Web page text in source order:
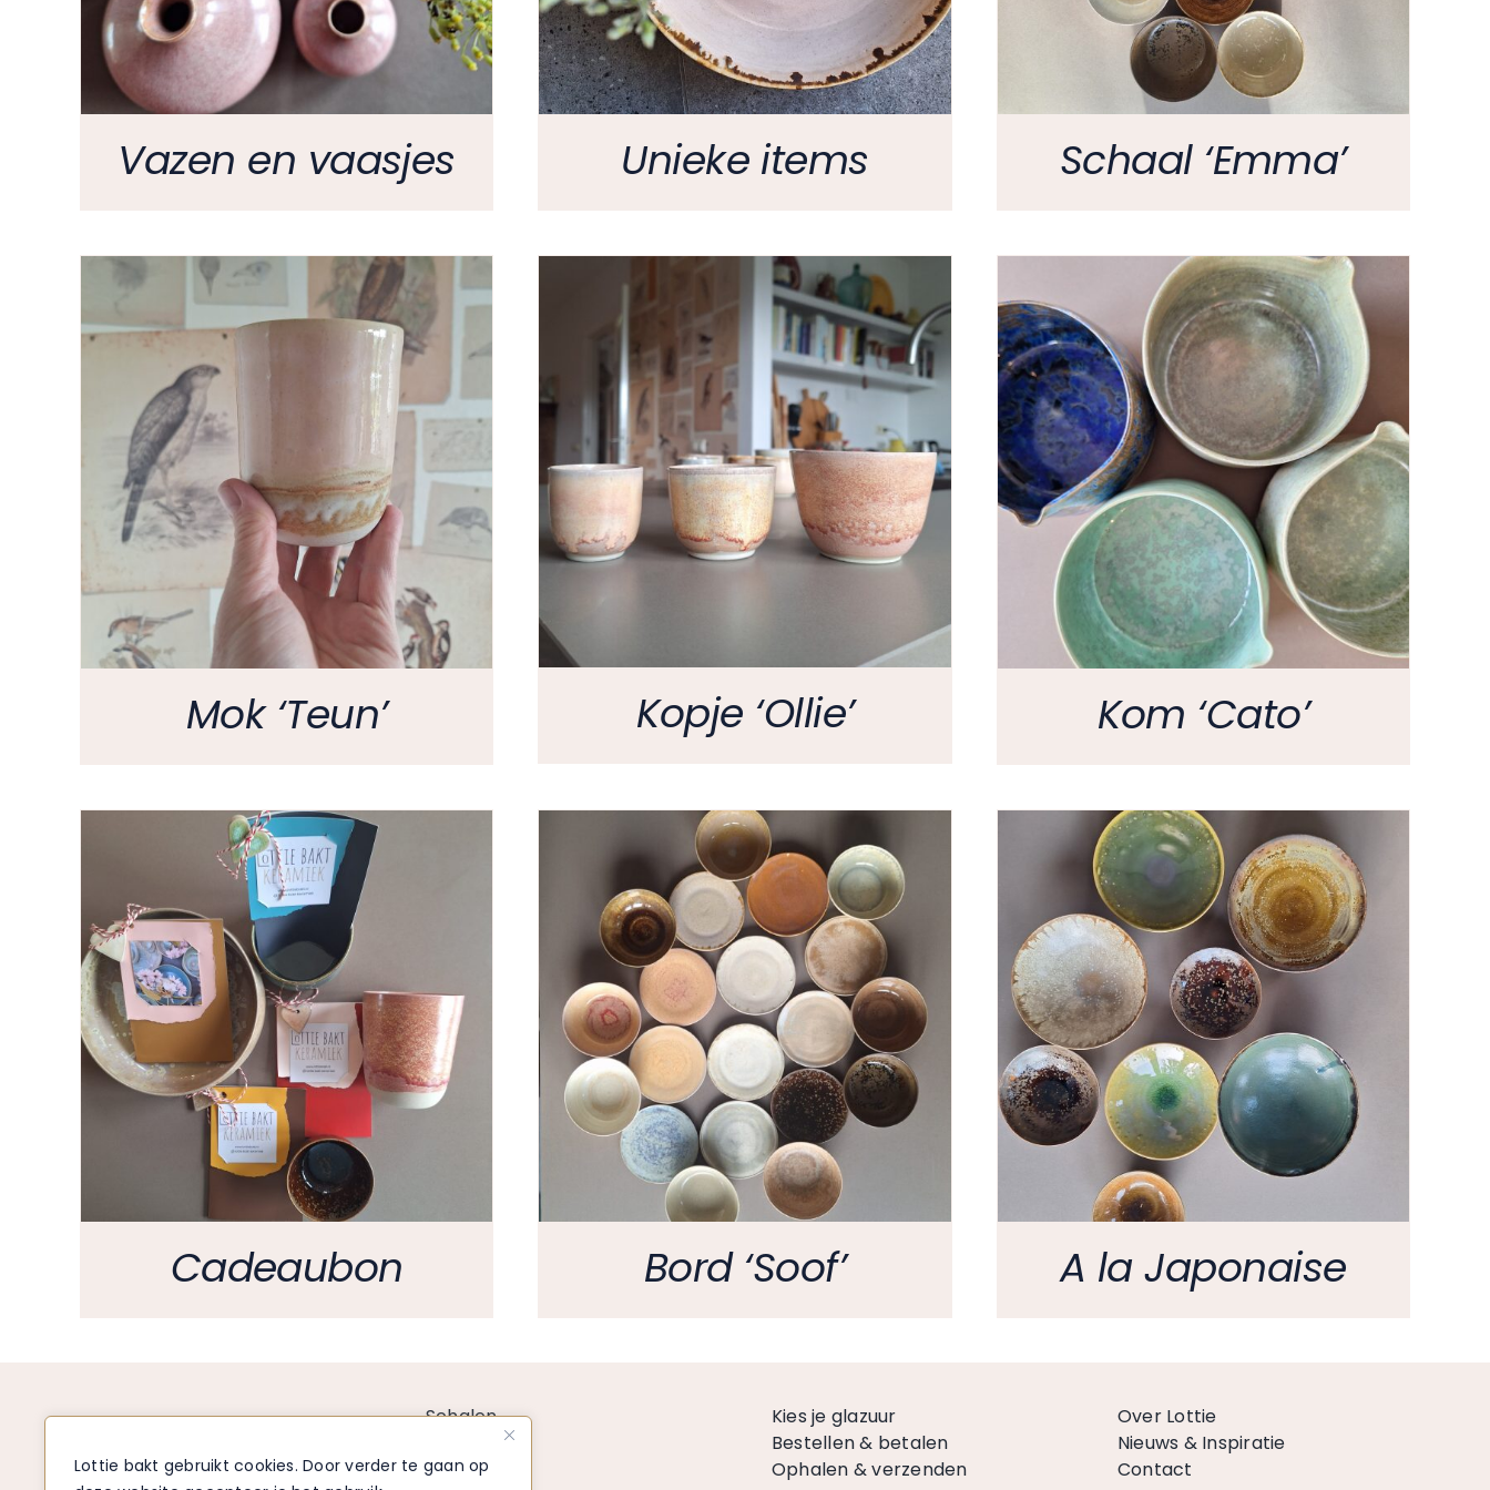
Lottie bakt gebruikt cookies. Door verder te gaan op
Vazen en vaasjes Unieke items Schaal ‘Emma’
Mok ‘Teun’ Kopje ‘Ollie’ Kom ‘Cato’
Cadeaubon Bord ‘Soof’ A la Japonaise
Schalen
Mokken
Kies je glazuur
Bestellen & betalen
Ophalen & verzenden
Over Lottie
Nieuws & Inspiratie
Contact